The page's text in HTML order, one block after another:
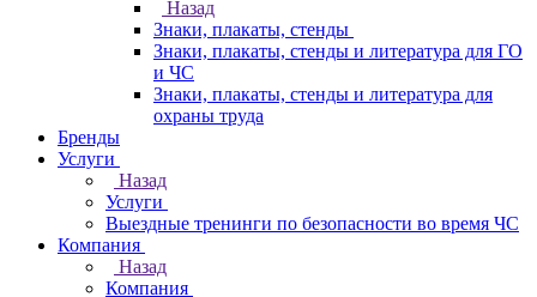
Назад
Знаки, плакаты, стенды
Знаки, плакаты, стенды и литература для ГО
и ЧС
Знаки, плакаты, стенды и литература для
охраны труда
Бренды
Услуги
Назад
Услуги
Выездные тренинги по безопасности во время ЧС
Компания
Назад
Компания